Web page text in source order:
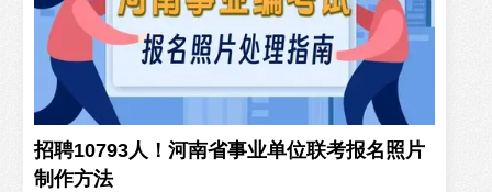
招聘10793人！河南省事业单位联考报名照片
制作方法‌